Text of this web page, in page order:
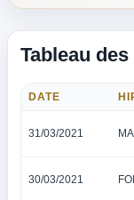
Tableau
DATE
31/03/2021
30/03/2021